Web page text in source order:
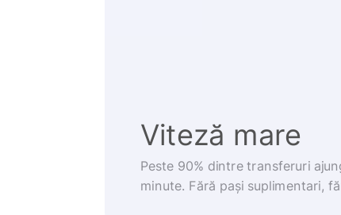
Viteză mare
Peste 90% dintre transferuri
minute. Fără pași suplimentari,